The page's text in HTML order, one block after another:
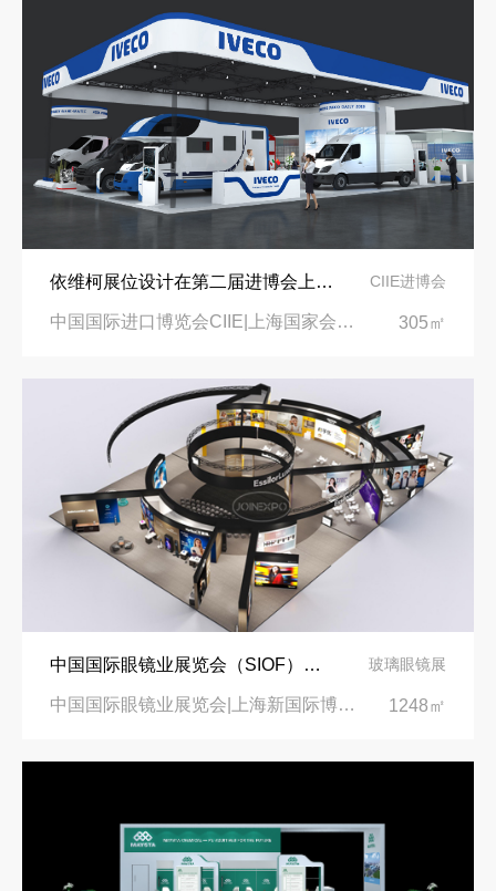
依维柯展位设计在第二届进博会上吸引万千瞩目 CIIE进博会
中国国际进口博览会CIIE|上海国家会展中心 305㎡
中国国际眼镜业展览会（SIOF）‌展台设计搭建-眼镜业巨头依视路陆逊梯卡 玻璃眼镜展
中国国际眼镜业展览会|上海新国际博览中心‌ 1248㎡